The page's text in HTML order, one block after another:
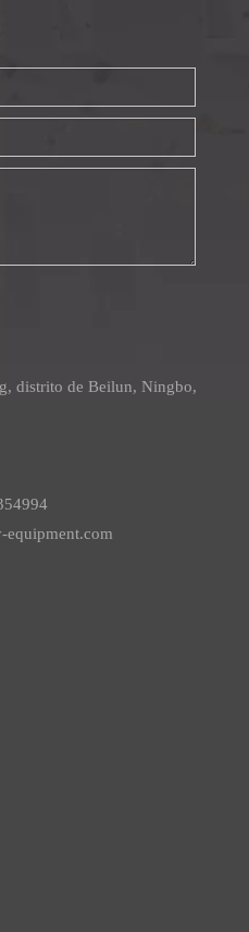
distrito de Beilun, Ningbo,
equipment.com